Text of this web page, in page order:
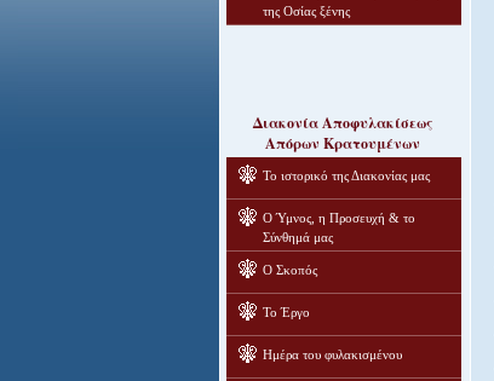
της Οσίας ξένης
Διακονία Αποφυλακίσεως
Απόρων Κρατουμένων
Το ιστορικό της Διακονίας μας
Ο Ύμνος, η Προσευχή & το
Σύνθημά μας
Ο Σκοπός
Το Έργο
Ημέρα του φυλακισμένου